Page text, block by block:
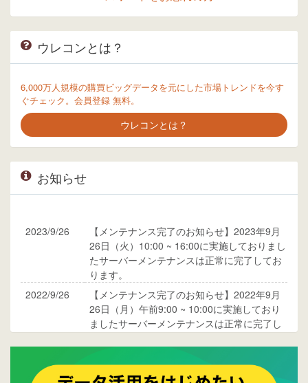
ウレコンとは？
6,000万人規模の購買ビッグデータを元にした市場トレンドを今す
ぐチェック。会員登録 無料。
ウレコンとは？
お知らせ
2023/9/26
【メンテナンス完了のお知らせ】2023年9月
26日（火）10:00 ~ 16:00に実施しておりまし
たサーバーメンテナンスは正常に完了してお
ります。
2022/9/26
【メンテナンス完了のお知らせ】2022年9月
26日（月）午前9:00 ~ 10:00に実施しており
ましたサーバーメンテナンスは正常に完了し
ご覧ください。